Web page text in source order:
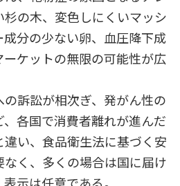
の木、変色しにくいマッシ
分の少ない卵、血圧降下成
ケットの無限の可能性が広
訴訟が相次ぎ、発がん性の
各国で消費者離れが進んだ
違い、食品衛生法に基づく安
く、多くの場合は国に届け